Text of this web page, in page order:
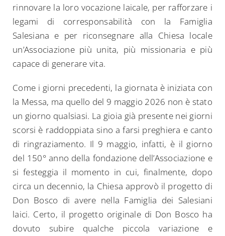
rinnovare la loro vocazione laicale, per rafforzare i
legami di corresponsabilità con la Famiglia
Salesiana e per riconsegnare alla Chiesa locale
un’Associazione più unita, più missionaria e più
capace di generare vita.
Come i giorni precedenti, la giornata è iniziata con
la Messa, ma quello del 9 maggio 2026 non è stato
un giorno qualsiasi. La gioia già presente nei giorni
scorsi è raddoppiata sino a farsi preghiera e canto
di ringraziamento. Il 9 maggio, infatti, è il giorno
del 150° anno della fondazione dell’Associazione e
si festeggia il momento in cui, finalmente, dopo
circa un decennio, la Chiesa approvò il progetto di
Don Bosco di avere nella Famiglia dei Salesiani
laici. Certo, il progetto originale di Don Bosco ha
dovuto subire qualche piccola variazione e